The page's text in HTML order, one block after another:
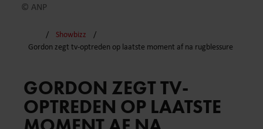
© ANP
Showbizz
Gordon zegt tv-optreden op laatste moment af na rugblessure
GORDON ZEGT TV-
OPTREDEN OP LAATSTE